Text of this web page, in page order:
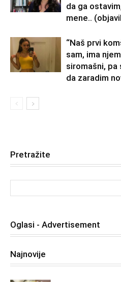
da ga
mene..
“Naš prvi
sam, ima
siromašni,
da zaradim
Pretražite
Oglasi - Advertisement
Najnovije